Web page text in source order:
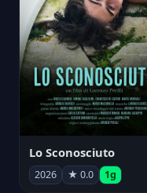
Lo Sconosciuto
2026 ★ 0.0 1g